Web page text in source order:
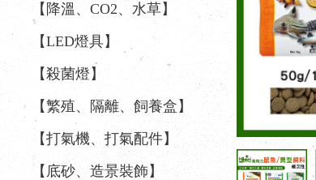
【降溫、CO2、水草】
【LED燈具】
【殺菌燈】
【繁殖、隔離、飼養盒】
【打氣機、打氣配件】
【底砂、造景裝飾】